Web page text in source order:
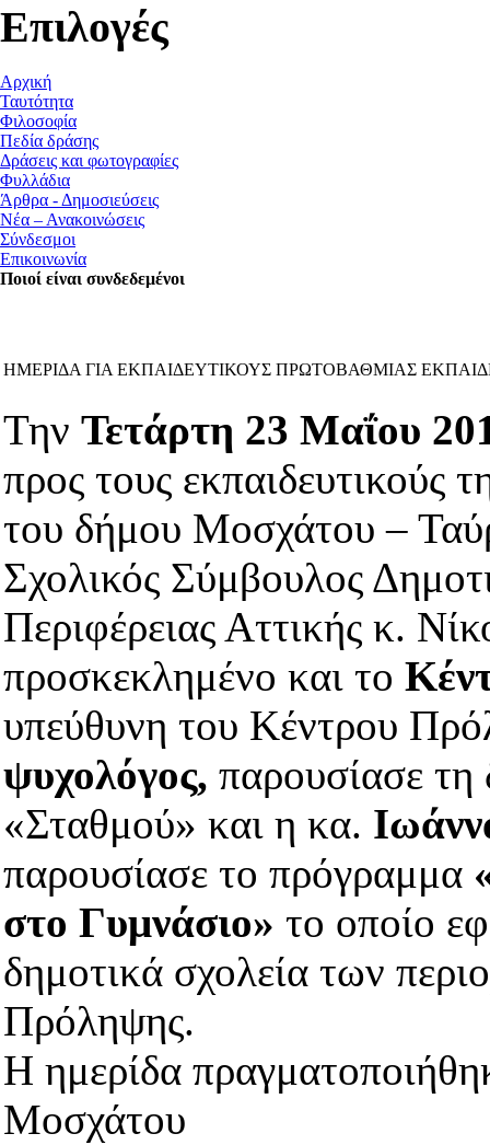
Επιλογές
Αρχική
Ταυτότητα
Φιλοσοφία
Πεδία δράσης
Δράσεις και φωτογραφίες
Φυλλάδια
Άρθρα - Δημοσιεύσεις
Νέα – Ανακοινώσεις
Σύνδεσμοι
Επικοινωνία
Ποιοί είναι συνδεδεμένοι
ΗΜΕΡΙΔΑ ΓΙΑ ΕΚΠΑΙΔΕΥΤΙΚΟΥΣ ΠΡΩΤΟΒΑΘΜΙΑΣ
Την Τετάρτη 23 Μαΐου
προς τους εκπαιδευτικούς
του δήμου Μοσχάτου –
Σχολικός Σύμβουλος
Περιφέρειας Αττικής κ.
προσκεκλημένο και το
υπεύθυνη του Κέντρου
ψυχολόγος, παρουσίασε τη
«Σταθμού» και η κα.
παρουσίασε το πρόγραμμα
στο Γυμνάσιο» το οποίο
δημοτικά σχολεία των
Πρόληψης.
Η ημερίδα
Μοσχάτου